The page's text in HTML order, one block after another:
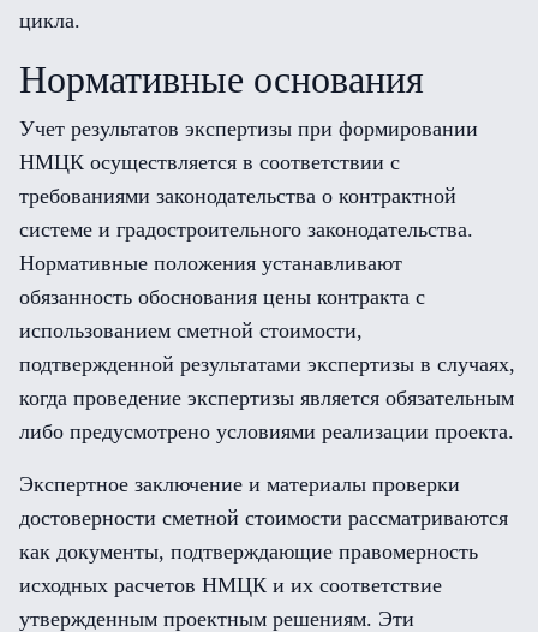
цикла.
Нормативные основания
Учет результатов экспертизы при формировании
НМЦК осуществляется в соответствии с
требованиями законодательства о контрактной
системе и градостроительного законодательства.
Нормативные положения устанавливают
обязанность обоснования цены контракта с
использованием сметной стоимости,
подтвержденной результатами экспертизы в случаях,
когда проведение экспертизы является обязательным
либо предусмотрено условиями реализации проекта.
Экспертное заключение и материалы проверки
достоверности сметной стоимости рассматриваются
как документы, подтверждающие правомерность
исходных расчетов НМЦК и их соответствие
утвержденным проектным решениям. Эти